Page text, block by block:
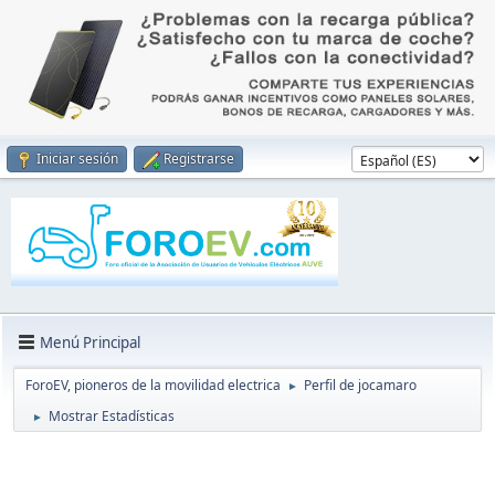
Iniciar sesión Registrarse
Menú Principal
ForoEV, pioneros de la movilidad electrica ► Perfil de jocamaro
► Mostrar Estadísticas